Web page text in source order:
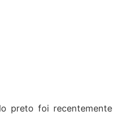
preto foi recentemente